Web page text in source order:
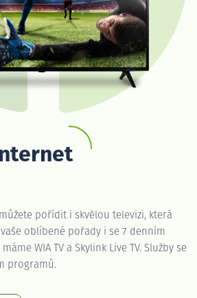
pořídit i skvělou televizi, která
oblíbené pořady i se 7 denním
WIA TV a Skylink Live TV. Služby se
programů.